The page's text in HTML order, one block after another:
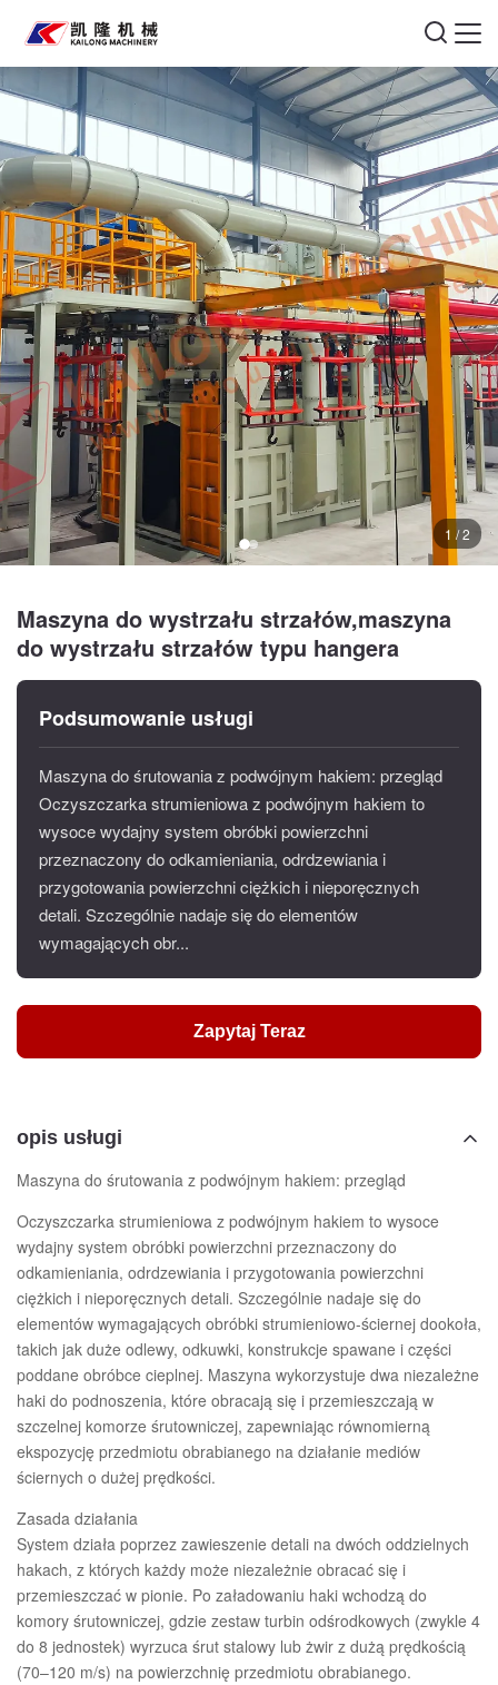
1 / 2
Maszyna do wystrzału strzałów,maszyna
do wystrzału strzałów typu hangera
Podsumowanie usługi
Maszyna do śrutowania z podwójnym hakiem: przegląd
Oczyszczarka strumieniowa z podwójnym hakiem to
wysoce wydajny system obróbki powierzchni
przeznaczony do odkamieniania, odrdzewiania i
przygotowania powierzchni ciężkich i nieporęcznych
detali. Szczególnie nadaje się do elementów
wymagających obr...
Zapytaj Teraz
opis usługi
Maszyna do śrutowania z podwójnym hakiem: przegląd
Oczyszczarka strumieniowa z podwójnym hakiem to wysoce
wydajny system obróbki powierzchni przeznaczony do
odkamieniania, odrdzewiania i przygotowania powierzchni
ciężkich i nieporęcznych detali. Szczególnie nadaje się do
elementów wymagających obróbki strumieniowo-ściernej dookoła,
takich jak duże odlewy, odkuwki, konstrukcje spawane i części
poddane obróbce cieplnej. Maszyna wykorzystuje dwa niezależne
haki do podnoszenia, które obracają się i przemieszczają w
szczelnej komorze śrutowniczej, zapewniając równomierną
ekspozycję przedmiotu obrabianego na działanie mediów
ściernych o dużej prędkości.
Zasada działania
System działa poprzez zawieszenie detali na dwóch oddzielnych
hakach, z których każdy może niezależnie obracać się i
przemieszczać w pionie. Po załadowaniu haki wchodzą do
komory śrutowniczej, gdzie zestaw turbin odśrodkowych (zwykle 4
do 8 jednostek) wyrzuca śrut stalowy lub żwir z dużą prędkością
(70–120 m/s) na powierzchnię przedmiotu obrabianego.